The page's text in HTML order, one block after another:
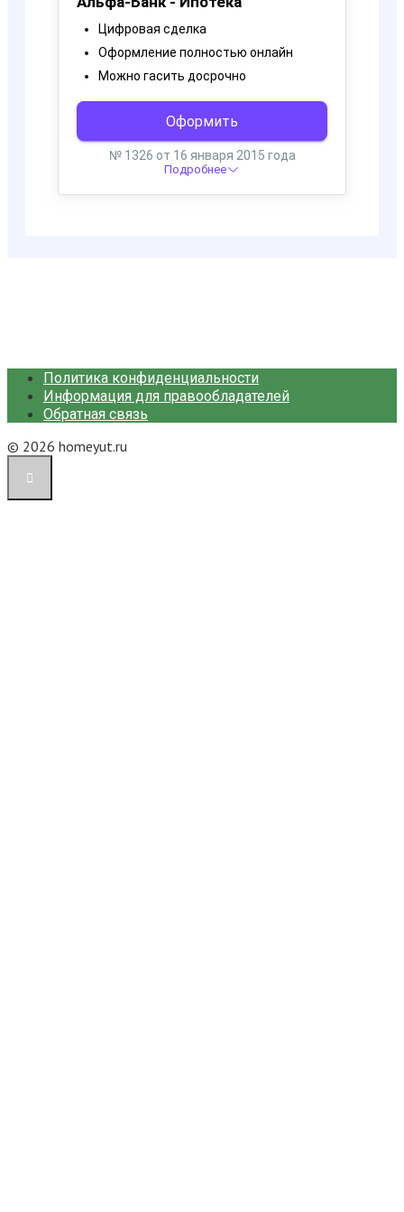
Политика конфиденциальности
Информация для правообладателей
Обратная связь
© 2026 homeyut.ru